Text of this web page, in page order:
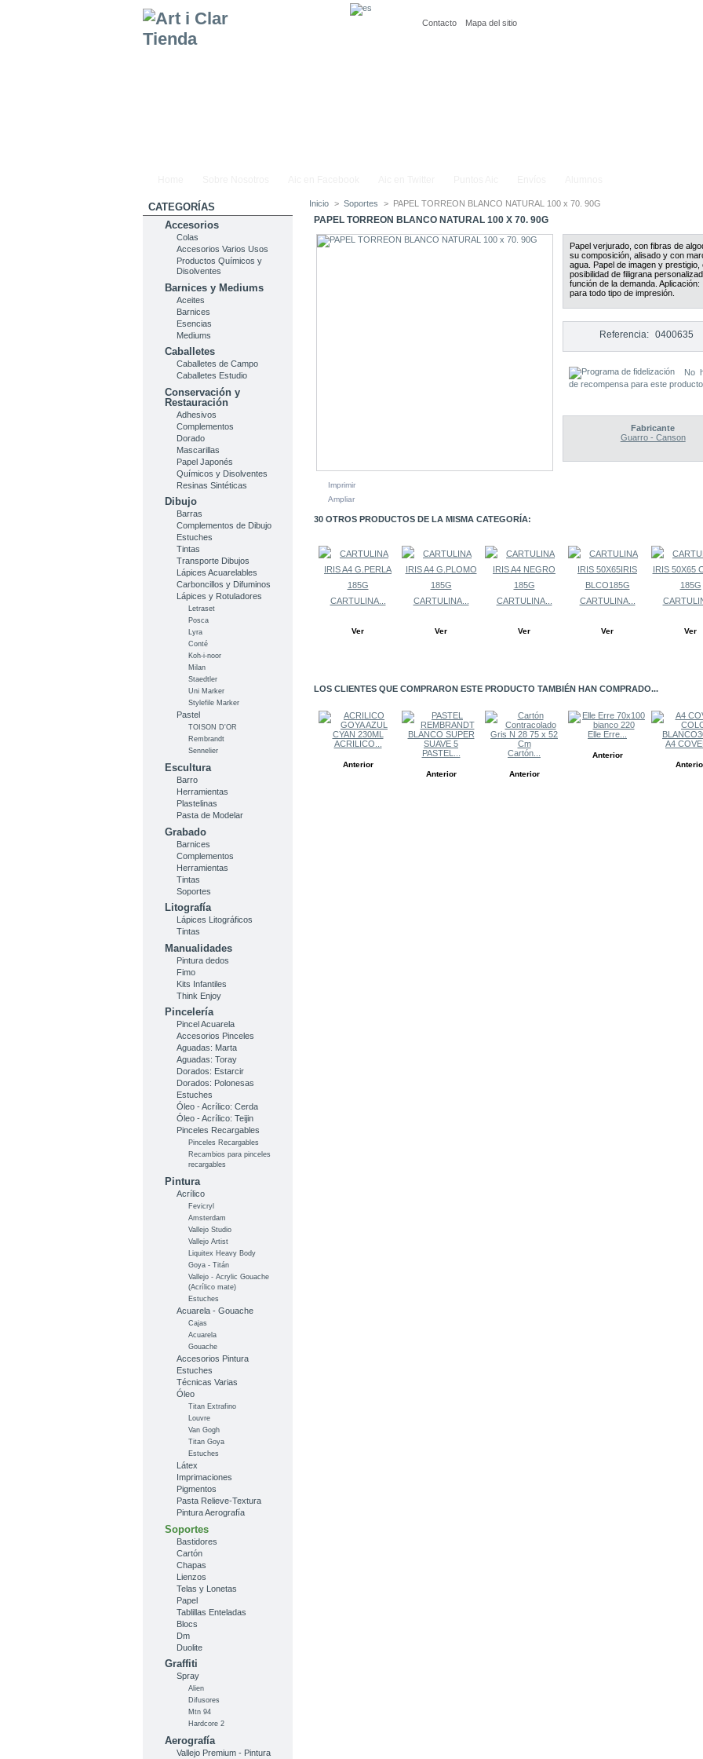
Contacto
Mapa del sitio
CATEGORÍAS
Accesorios
Colas
Accesorios Varios Usos
Productos Químicos y
Disolventes
Barnices y Mediums
Aceites
Barnices
Esencias
Mediums
Caballetes
Caballetes de Campo
Caballetes Estudio
Conservación y
Restauración
Adhesivos
Complementos
Dorado
Mascarillas
Papel Japonés
Químicos y Disolventes
Resinas Sintéticas
Dibujo
Barras
Complementos de Dibujo
Estuches
Tintas
Transporte Dibujos
Lápices Acuarelables
Carboncillos y Difuminos
Lápices y Rotuladores
Letraset
Posca
Lyra
Conté
Koh-i-noor
Milan
Staedtler
Uni Marker
Stylefile Marker
Pastel
TOISON D'OR
Rembrandt
Sennelier
Escultura
Barro
Herramientas
Plastelinas
Pasta de Modelar
Grabado
Barnices
Complementos
Herramientas
Tintas
Soportes
Litografía
Lápices Litográficos
Tintas
Manualidades
Pintura dedos
Fimo
Kits Infantiles
Think Enjoy
Pincelería
Pincel Acuarela
Accesorios Pinceles
Aguadas: Marta
Aguadas: Toray
Dorados: Estarcir
Dorados: Polonesas
Estuches
Óleo - Acrílico: Cerda
Óleo - Acrílico: Teijin
Pinceles Recargables
Pinceles Recargables
Recambios para pinceles
recargables
Pintura
Acrílico
Fevicryl
Amsterdam
Vallejo Studio
Vallejo Artist
Liquitex Heavy Body
Goya - Titán
Vallejo - Acrylic Gouache
(Acrílico mate)
Estuches
Acuarela - Gouache
Cajas
Acuarela
Gouache
Accesorios Pintura
Estuches
Técnicas Varias
Óleo
Titan Extrafino
Louvre
Van Gogh
Titan Goya
Estuches
Látex
Imprimaciones
Pigmentos
Pasta Relieve-Textura
Pintura Aerografía
Soportes
Bastidores
Cartón
Chapas
Lienzos
Telas y Lonetas
Papel
Tablillas Enteladas
Blocs
Dm
Duolite
Graffiti
Spray
Alien
Difusores
Mtn 94
Hardcore 2
Aerografía
Vallejo Premium - Pintura
Inicio > Soportes > PAPEL TORREON BLANCO NATURAL 100 x 70. 90G
PAPEL TORREON BLANCO NATURAL 100 X 70. 90G
Imprimir
Ampliar
Papel verjurado, con fibras de
su composición, alisado y con
agua. Papel de imagen y prestigio,
posibilidad de filigrana
función de la demanda. Aplicación:
para todo tipo de impresión.
Referencia: 0400635
No
de recompensa para este producto.
Fabricante
Guarro - Canson
30 OTROS PRODUCTOS DE LA MISMA CATEGORÍA:
CARTULINA...
Ver
CARTULINA...
Ver
CARTULINA...
Ver
CARTULINA...
Ver Ver
LOS CLIENTES QUE COMPRARON ESTE PRODUCTO TAMBIÉN HAN COMPRADO...
ACRILICO...
Anterior
PASTEL...
Anterior
Cartón...
Anterior
Elle Erre...
Anterior
A4